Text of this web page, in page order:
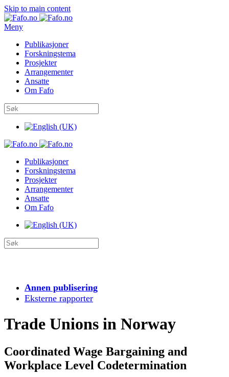
Skip to main content
Meny
Publikasjoner
Forskningstema
Prosjekter
Arrangementer
Ansatte
Om Fafo
Publikasjoner
Forskningstema
Prosjekter
Arrangementer
Ansatte
Om Fafo
Annen publisering
Eksterne rapporter
Trade Unions in Norway
Coordinated Wage Bargaining and
Workplace Level Codetermination